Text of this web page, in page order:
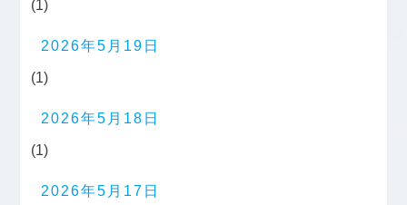
(1)
2026年5月19日
(1)
2026年5月18日
(1)
2026年5月17日